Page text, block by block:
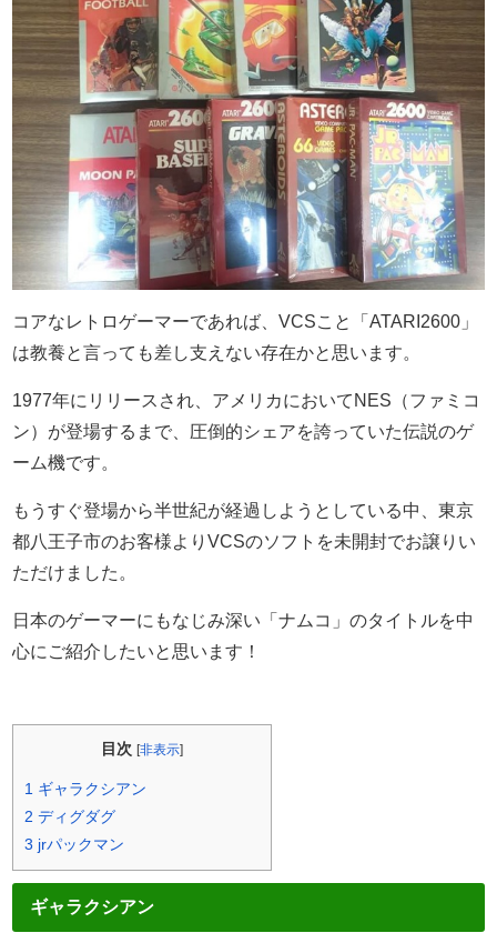
コアなレトロゲーマーであれば、VCSこと「ATARI2600」
は教養と言っても差し支えない存在かと思います。
1977年にリリースされ、アメリカにおいてNES（ファミコ
ン）が登場するまで、圧倒的シェアを誇っていた伝説のゲ
ーム機です。
もうすぐ登場から半世紀が経過しようとしている中、東京
都八王子市のお客様よりVCSのソフトを未開封でお譲りい
ただけました。
日本のゲーマーにもなじみ深い「ナムコ」のタイトルを中
心にご紹介したいと思います！
目次 [非表示]
1 ギャラクシアン
2 ディグダグ
3 jrパックマン
ギャラクシアン